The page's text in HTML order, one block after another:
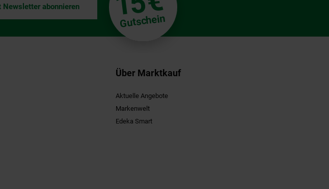
Gutschein
Newsletter abonnieren
Über Marktkauf
Aktuelle Angebote
Markenwelt
Edeka Smart